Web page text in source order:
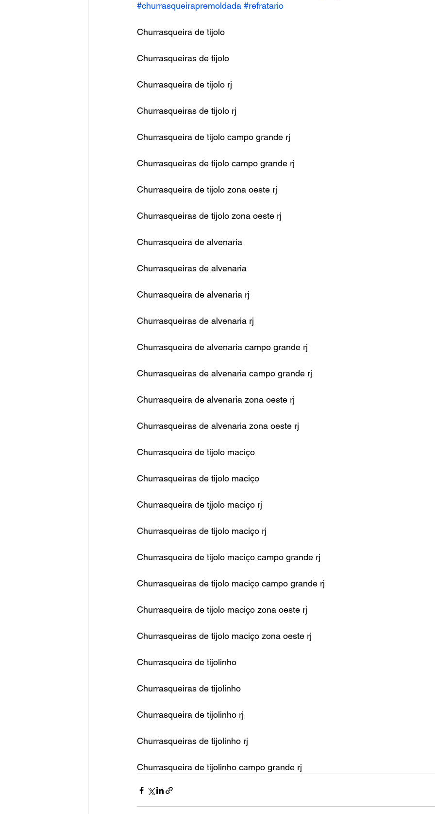
#churrasqueirapremoldada #refratario
Churrasqueira de tijolo
Churrasqueiras de tijolo
Churrasqueira de tijolo rj
Churrasqueiras de tijolo rj
Churrasqueira de tijolo campo grande rj
Churrasqueiras de tijolo campo grande rj
Churrasqueira de tijolo zona oeste rj
Churrasqueiras de tijolo zona oeste rj
Churrasqueira de alvenaria
Churrasqueiras de alvenaria
Churrasqueira de alvenaria rj
Churrasqueiras de alvenaria rj
Churrasqueira de alvenaria campo grande rj
Churrasqueiras de alvenaria campo grande rj
Churrasqueira de alvenaria zona oeste rj
Churrasqueiras de alvenaria zona oeste rj
Churrasqueira de tijolo maciço
Churrasqueiras de tijolo maciço
Churrasqueira de tjjolo maciço rj
Churrasqueiras de tijolo maciço rj
Churrasqueira de tijolo maciço campo grande rj
Churrasqueiras de tijolo maciço campo grande rj
Churrasqueira de tijolo maciço zona oeste rj
Churrasqueiras de tijolo maciço zona oeste rj
Churrasqueira de tijolinho
Churrasqueiras de tijolinho
Churrasqueira de tijolinho rj
Churrasqueiras de tijolinho rj
Churrasqueira de tijolinho campo grande rj